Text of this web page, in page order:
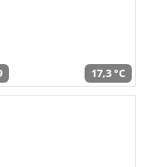
17,3 °C